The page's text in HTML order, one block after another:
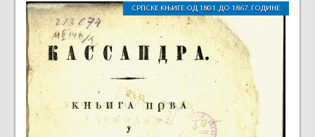
СРПСКЕ КЊИГЕ ОД 1801. ДО 1867. ГОДИНЕ